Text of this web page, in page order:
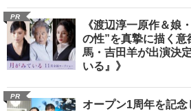
PR
《渡辺淳一原作＆娘
の性”を真摯に描く
馬・吉田羊が出演決
いる』》
PR
オープン1周年を記